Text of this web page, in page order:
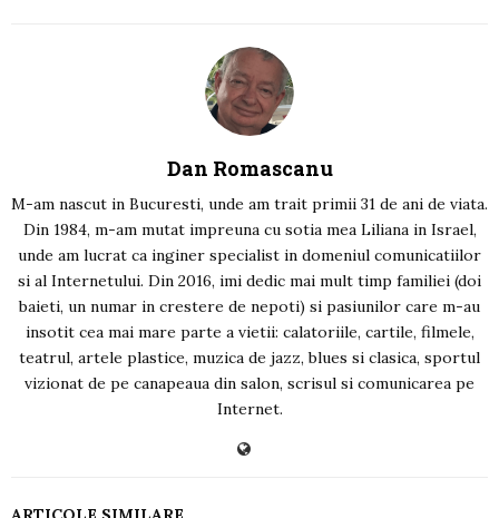
Dan Romascanu
M-am nascut in Bucuresti, unde am trait primii 31 de ani de viata.
Din 1984, m-am mutat impreuna cu sotia mea Liliana in Israel,
unde am lucrat ca inginer specialist in domeniul comunicatiilor
si al Internetului. Din 2016, imi dedic mai mult timp familiei (doi
baieti, un numar in crestere de nepoti) si pasiunilor care m-au
insotit cea mai mare parte a vietii: calatoriile, cartile, filmele,
teatrul, artele plastice, muzica de jazz, blues si clasica, sportul
vizionat de pe canapeaua din salon, scrisul si comunicarea pe
Internet.